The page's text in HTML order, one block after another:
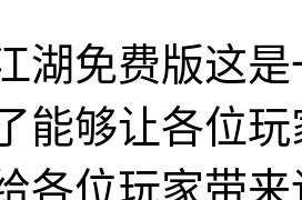
湖免费版这
能够让各位
各位玩家带